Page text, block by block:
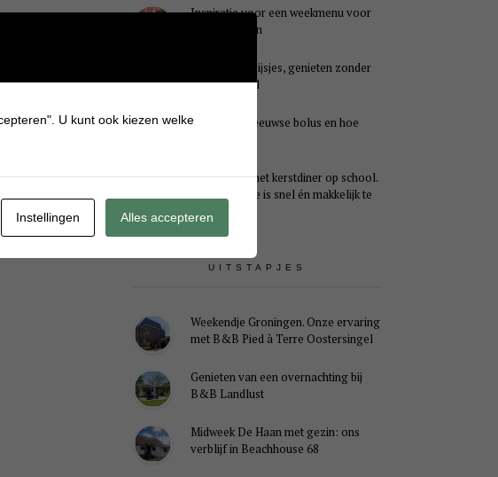
Inspiratie voor een weekmenu voor
het hele gezin
Caloriearme ijsjes, genieten zonder
schuldgevoel
Wat is een Zeeuwse bolus en hoe
Ideaal voor het kerstdiner op school.
Dit kersthapje is snel én makkelijk te
UITSTAPJES
Weekendje Groningen. Onze ervaring
met B&B Pied à Terre Oostersingel
Genieten van een overnachting bij
B&B Landlust
Midweek De Haan met gezin: ons
verblijf in Beachhouse 68
U kunt ook kiezen welke
Instellingen Alles accepteren